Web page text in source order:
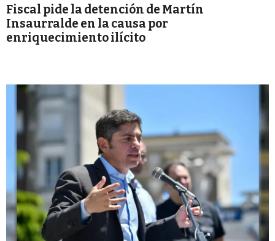
Fiscal pide la detención de Martín
Insaurralde en la causa por
enriquecimiento ilícito